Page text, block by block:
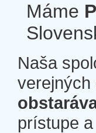
Máme
Naša
prístupe